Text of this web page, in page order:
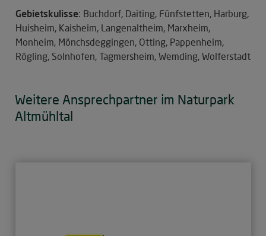
Gebietskulisse: Buchdorf, Daiting, Fünfstetten, Harburg,
Huisheim, Kaisheim, Langenaltheim, Marxheim,
Monheim, Mönchsdeggingen, Otting, Pappenheim,
Rögling, Solnhofen, Tagmersheim, Wemding, Wolferstadt
Weitere Ansprechpartner im Naturpark
Altmühltal